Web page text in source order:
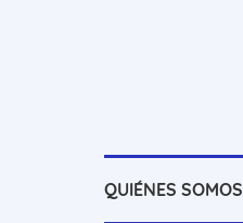
QUIÉNES SOMOS